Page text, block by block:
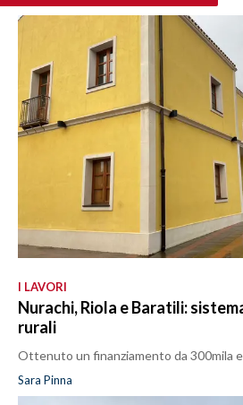
I LAVORI
Nurachi, Riola e Baratili:
rurali
Ottenuto un finanziamento da 300mila
Sara Pinna